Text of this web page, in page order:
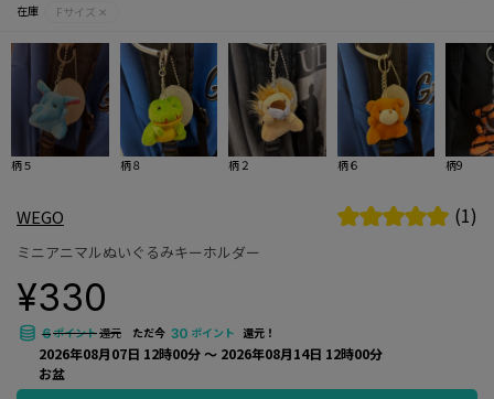
在庫
Fサイズ ✕
柄５ 柄８ 柄２ 柄６ 柄9
WEGO (1)
ミニアニマルぬいぐるみキーホルダー
¥330
6ポイント還元 ただ今 30 ポイント 還元！
2026年08月07日 12時00分 〜 2026年08月14日 12時00分
お盆